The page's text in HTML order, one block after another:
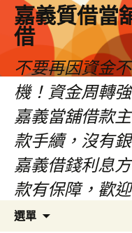
嘉義質借當
借
不要再因資金
機！資金周轉
嘉義當舖借款
款手續，沒有
嘉義借錢利息
款有保障，歡
選單